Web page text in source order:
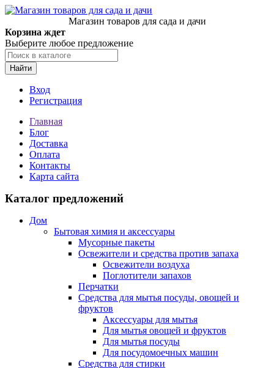
Магазин товаров для сада и дачи
Корзина ждет
Выберите любое предложение
Найти
Вход
Регистрация
Главная
Блог
Доставка
Оплата
Контакты
Карта сайта
Каталог предложений
Дом
Бытовая химия и аксессуары
Мусорные пакеты
Освежители и средства против запаха
Освежители воздуха
Поглотители запахов
Перчатки
Средства для мытья посуды, овощей и
фруктов
Аксессуары для мытья
Для мытья овощей и фруктов
Для мытья посуды
Для посудомоечных машин
Средства для стирки